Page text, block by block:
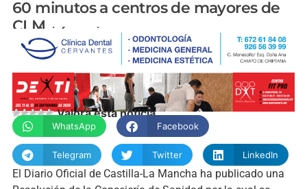
60 minutos a centros de mayores de
CLM
manchainformacion.com
Valora esta noticia
WhatsApp Facebook
Telegram Twitter LinkedIn
El Diario Oficial de Castilla-La Mancha ha publicado una